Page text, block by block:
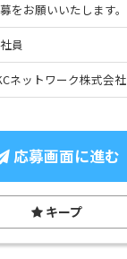
をお願いいたします。
員
ネットワーク株式会社
応募画面に進む
キープ